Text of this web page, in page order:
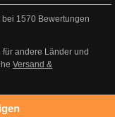
bei 1570 Bewertungen
andere Länder und
Versand &